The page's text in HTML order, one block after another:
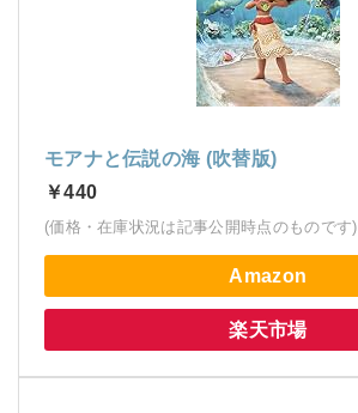
モアナと伝説の海 (吹替版)
￥440
(価格・在庫状況は記事公開時点のものです)
Amazon
楽天市場